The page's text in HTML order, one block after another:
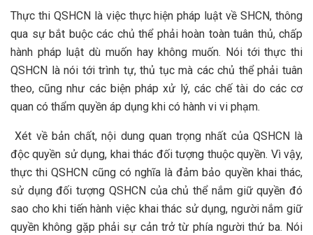
Thực thi QSHCN là việc thực hiện pháp luật về SHCN, thông
qua sự bắt buộc các chủ thể phải hoàn toàn tuân thủ, chấp
hành pháp luật dù muốn hay không muốn. Nói tới thực thi
QSHCN là nói tới trình tự, thủ tục mà các chủ thể phải tuân
theo, cũng như các biện pháp xử lý, các chế tài do các cơ
quan có thẩm quyền áp dụng khi có hành vi vi phạm.
Xét về bản chất, nội dung quan trọng nhất của QSHCN là
độc quyền sử dụng, khai thác đối tượng thuộc quyền. Vì vậy,
thực thi QSHCN cũng có nghĩa là đảm bảo quyền khai thác,
sử dụng đối tượng QSHCN của chủ thể nắm giữ quyền đó
sao cho khi tiến hành việc khai thác sử dụng, người nắm giữ
quyền không gặp phải sự cản trở từ phía người thứ ba. Nói